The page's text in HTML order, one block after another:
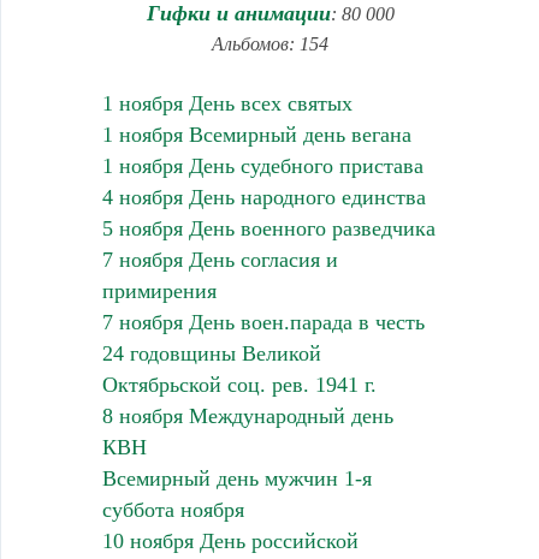
Гифки и анимации: 80 000
Альбомов: 154
1 ноября День всех святых
1 ноября Всемирный день вегана
1 ноября День судебного пристава
4 ноября День народного единства
5 ноября День военного разведчика
7 ноября День согласия и
примирения
7 ноября День воен.парада в честь
24 годовщины Великой
Октябрьской соц. рев. 1941 г.
8 ноября Международный день
КВН
Всемирный день мужчин 1-я
суббота ноября
10 ноября День российской